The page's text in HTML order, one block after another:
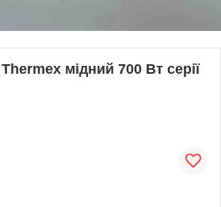
мідний 700 Вт серії